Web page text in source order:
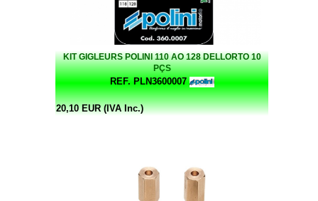
KIT GIGLEURS POLINI 110 AO 128 DELLORTO 10
PÇS
REF. PLN3600007
20,10 EUR (IVA Inc.)